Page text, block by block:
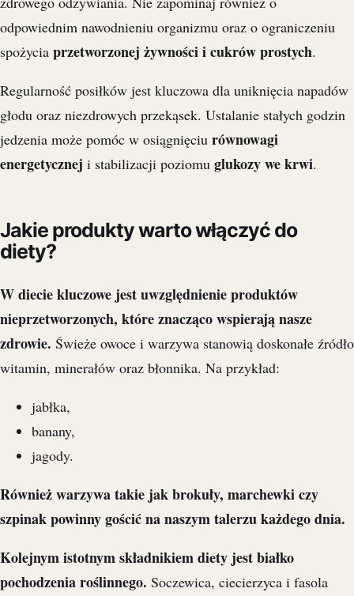
odpowiednim nawodnieniu organizmu oraz o ograniczeniu
spożycia przetworzonej żywności i cukrów prostych.
Regularność posiłków jest kluczowa dla uniknięcia napadów
głodu oraz niezdrowych przekąsek. Ustalanie stałych godzin
jedzenia może pomóc w osiągnięciu równowagi
energetycznej i stabilizacji poziomu glukozy we krwi.
Jakie produkty warto włączyć do
diety?
W diecie kluczowe jest uwzględnienie produktów
nieprzetworzonych, które znacząco wspierają nasze
zdrowie. Świeże owoce i warzywa stanowią doskonałe źródło
witamin, minerałów oraz błonnika. Na przykład:
jabłka,
banany,
jagody.
Również warzywa takie jak brokuły, marchewki czy
szpinak powinny gościć na naszym talerzu każdego dnia.
Kolejnym istotnym składnikiem diety jest białko
pochodzenia roślinnego. Soczewica, ciecierzyca i fasola